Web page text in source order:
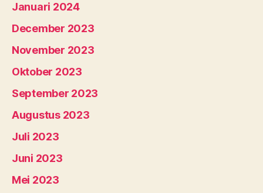
Januari 2024
December 2023
November 2023
Oktober 2023
September 2023
Augustus 2023
Juli 2023
Juni 2023
Mei 2023